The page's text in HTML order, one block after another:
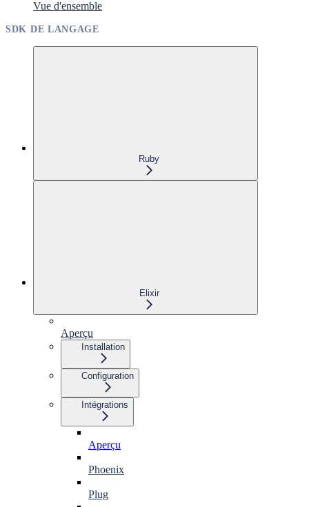
Vue d'ensemble
SDK DE LANGAGE
Ruby
Elixir
Aperçu
Installation
Configuration
Intégrations
Aperçu
Phoenix
Plug